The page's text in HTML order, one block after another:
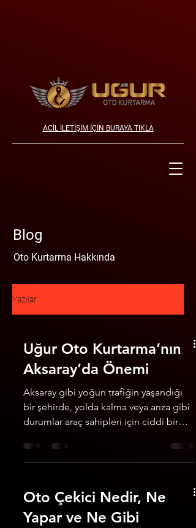
ACİL İLETİŞİM İÇİN BURAYA TIKLA
Blog
Oto Kurtarma Hakkında
Yazılar
Uğur Oto Kurtarma’nın
Aksaray’da Önemi
Aksaray gibi yoğun trafiğin yaşandığı
bir şehirde, yolda kalma veya arıza gibi
durumlar araç sahipleri için ciddi bir
Oto Çekici Nedir, Ne
Yapar ve Ne Gibi